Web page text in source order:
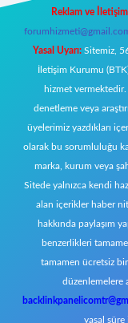
Reklam ve
Yasal Uyarı: Sitemiz,
İletişim Kurumu
hizmet
denetleme veya
üyelerimiz yazdıkları
olarak bu sorumluluğu
marka, kurum veya
Sitede yalnızca kendi
alan içerikler haber
hakkında paylaşım
benzerlikleri
tamamen ücretsiz
düzenlemelere
yasal süre